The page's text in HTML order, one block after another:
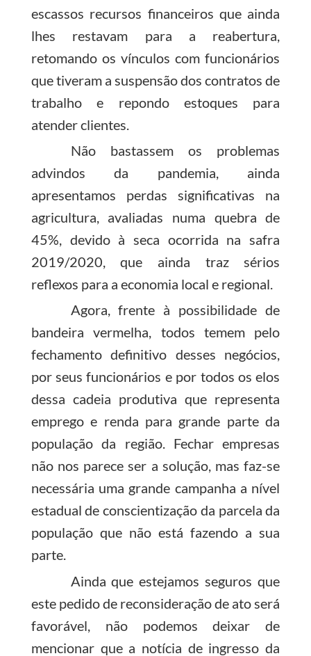
escassos recursos financeiros que ainda
lhes restavam para a reabertura,
retomando os vínculos com funcionários
que tiveram a suspensão dos contratos de
trabalho e repondo estoques para
atender clientes.
Não bastassem os problemas
advindos da pandemia, ainda
apresentamos perdas significativas na
agricultura, avaliadas numa quebra de
45%, devido à seca ocorrida na safra
2019/2020, que ainda traz sérios
reflexos para a economia local e regional.
Agora, frente à possibilidade de
bandeira vermelha, todos temem pelo
fechamento definitivo desses negócios,
por seus funcionários e por todos os elos
dessa cadeia produtiva que representa
emprego e renda para grande parte da
população da região. Fechar empresas
não nos parece ser a solução, mas faz-se
necessária uma grande campanha a nível
estadual de conscientização da parcela da
população que não está fazendo a sua
parte.
Ainda que estejamos seguros que
este pedido de reconsideração de ato será
favorável, não podemos deixar de
mencionar que a notícia de ingresso da